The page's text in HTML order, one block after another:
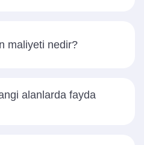
maliyeti nedir?
alanlarda fayda